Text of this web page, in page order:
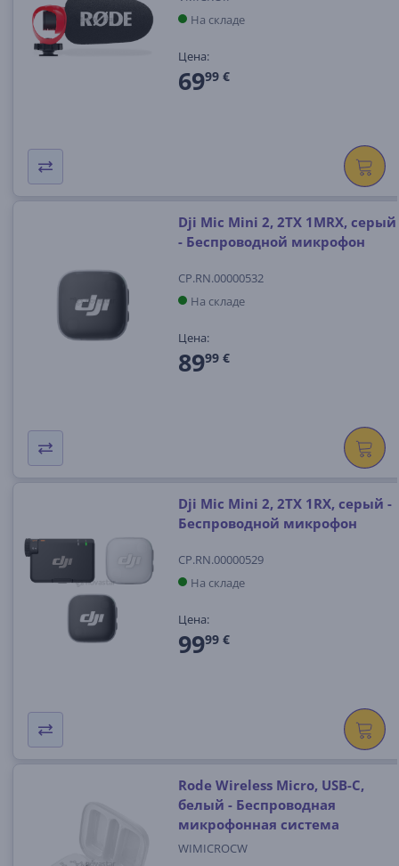
На складе
Цена:
6999 €
Dji Mic Mini 2, 2TX 1MRX, серый
- Беспроводной микрофон
CP.RN.00000532
На складе
Цена:
8999 €
Dji Mic Mini 2, 2TX 1RX, серый -
Беспроводной микрофон
CP.RN.00000529
На складе
Цена:
9999 €
Rode Wireless Micro, USB-C,
белый - Беспроводная
микрофонная система
WIMICROCW